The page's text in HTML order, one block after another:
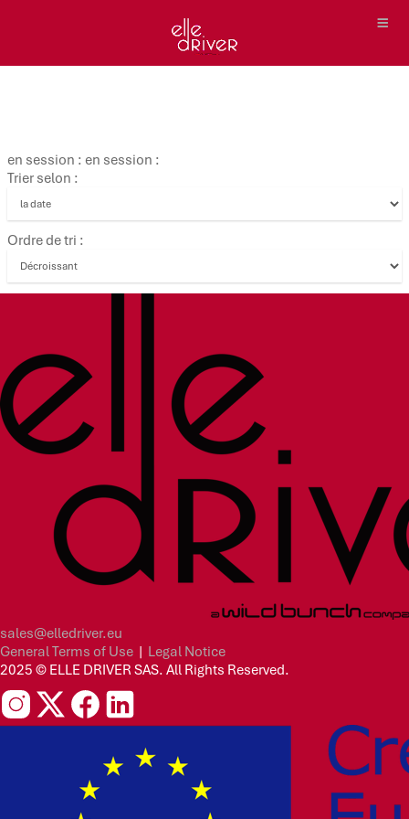
en session : en session :
Trier selon :
Ordre de tri :
sales@elledriver.eu
General Terms of Use | Legal Notice
2025 © ELLE DRIVER SAS. All Rights Reserved.